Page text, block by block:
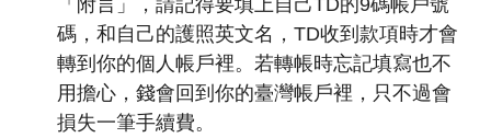
碼，和自己的護照英文名，TD收到款項時才會
轉到你的個人帳戶裡。若轉帳時忘記填寫也不
用擔心，錢會回到你的臺灣帳戶裡，只不過會
損失一筆手續費。